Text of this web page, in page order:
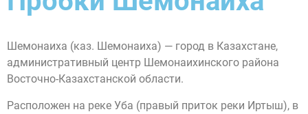
Шемонаиха (каз. Шемонаиха) — город в Казахстане,
административный центр Шемонаихинского района
Восточно-Казахстанской области.
Расположен на реке Уба (правый приток реки Иртыш), в